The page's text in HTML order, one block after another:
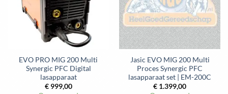
EVO PRO MIG 200 Multi
Synergic PFC Digital
lasapparaat
€999,00
Jasic EVO MIG 200 Multi
Proces Synergic PFC
lasapparaat set | EM-200C
€ 1.399,00